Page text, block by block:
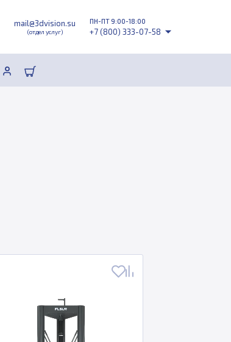
mail@3dvision.su
(отдел услуг)
ПН-ПТ 9:00-18:00
+7 (800) 333-07-58